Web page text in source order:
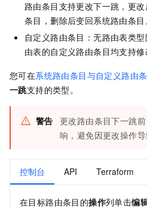
路由条目支持更改下一跳，更
条目，删除后变回系统路由条目
自定义路由条目：无路由表类
由表的自定义路由条目均支持修
您可在系统路由条目与自定义路由
一跳支持的类型。
警告 更改路由条目下一跳
响，避免因更改操作导
控制台 API Terraform
在目标路由条目的操作列单击编